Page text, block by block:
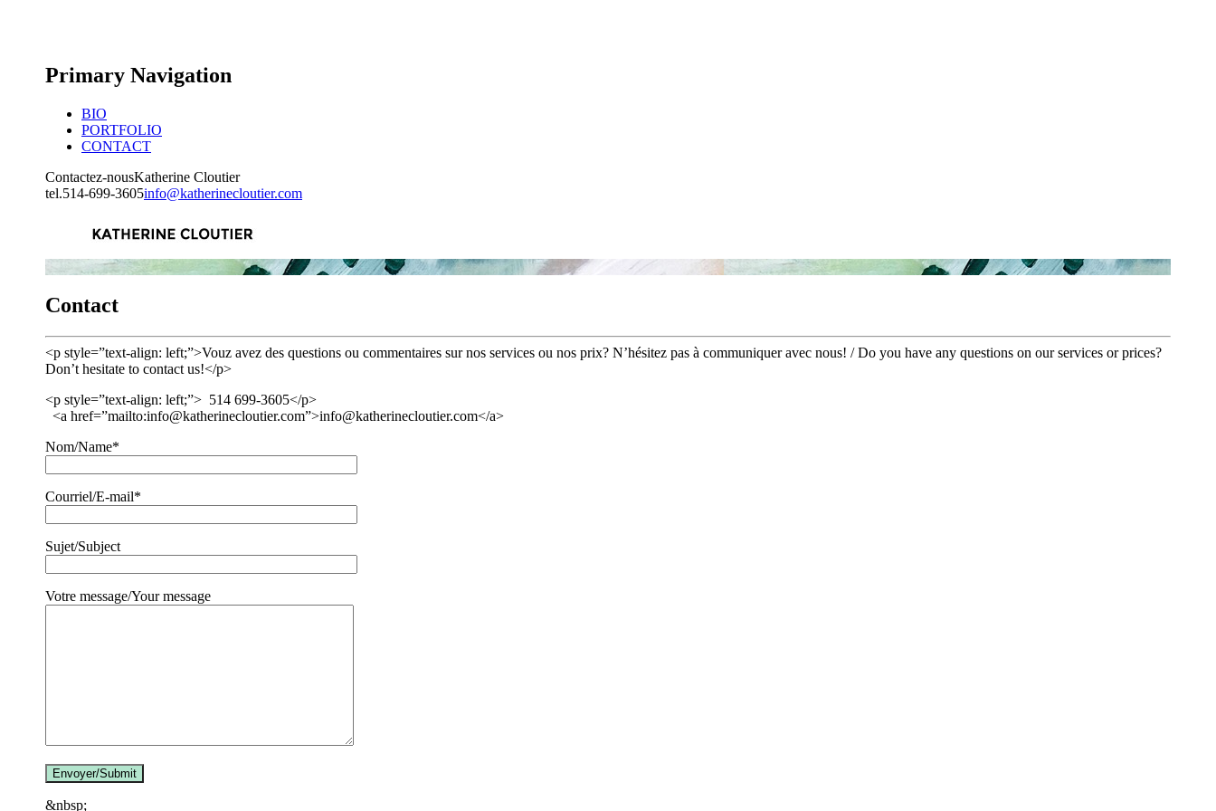
Primary Navigation
BIO
PORTFOLIO
CONTACT
Contactez-nousKatherine Cloutier
tel.514-699-3605info@katherinecloutier.com
Contact
<p style=”text-align: left;”>Vouz avez des questions ou commentaires sur nos services ou nos prix? N’hésitez pas à communiquer avec nous! / Do you have any questions on our services or prices?
Don’t hesitate to contact us!</p>
<p style=”text-align: left;”> 514 699-3605</p>
<a href=”mailto:info@katherinecloutier.com”>info@katherinecloutier.com</a>
Nom/Name*
Courriel/E-mail*
Sujet/Subject
Votre message/Your message
&nbsp;